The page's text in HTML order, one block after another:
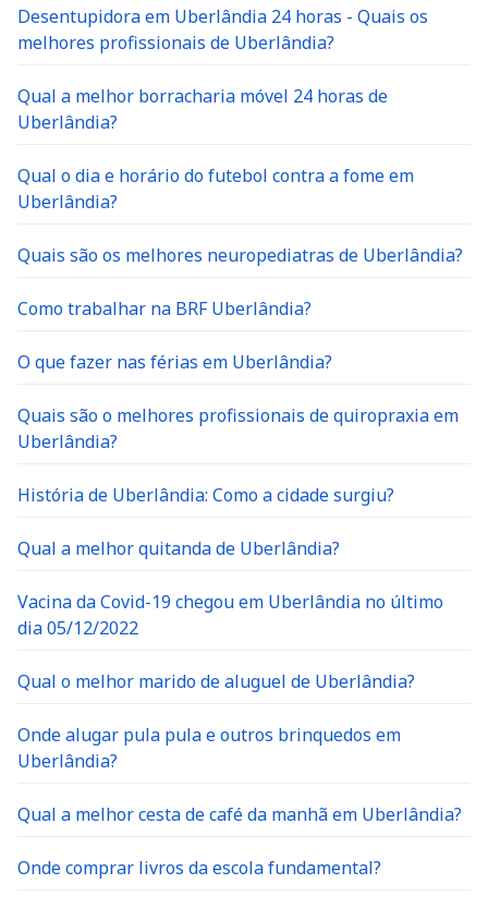
Desentupidora em Uberlândia 24 horas - Quais os
melhores profissionais de Uberlândia?
Qual a melhor borracharia móvel 24 horas de
Uberlândia?
Qual o dia e horário do futebol contra a fome em
Uberlândia?
Quais são os melhores neuropediatras de Uberlândia?
Como trabalhar na BRF Uberlândia?
O que fazer nas férias em Uberlândia?
Quais são o melhores profissionais de quiropraxia em
Uberlândia?
História de Uberlândia: Como a cidade surgiu?
Qual a melhor quitanda de Uberlândia?
Vacina da Covid-19 chegou em Uberlândia no último
dia 05/12/2022
Qual o melhor marido de aluguel de Uberlândia?
Onde alugar pula pula e outros brinquedos em
Uberlândia?
Qual a melhor cesta de café da manhã em Uberlândia?
Onde comprar livros da escola fundamental?